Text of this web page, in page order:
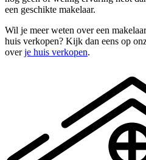
een geschikte makelaar.
Wil je meer weten over een
huis verkopen? Kijk dan eens op
overje huis verkopen.